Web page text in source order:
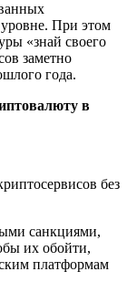
При этом
«знай своего
заметно
года.
в
без
санкциями,
их обойти,
платформам